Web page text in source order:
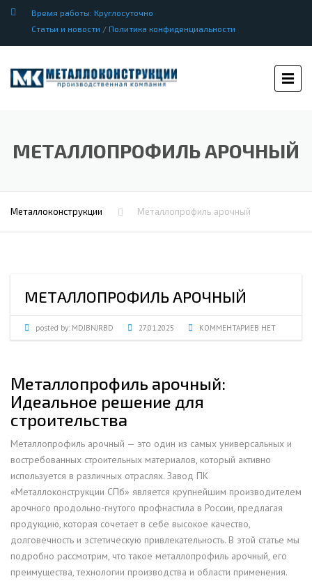
Время работы: Круглосуточно
Статьи и новости / Политика конфиденциальности
МЕТАЛЛОПРОФИЛЬ АРОЧНЫЙ
Металлоконструкции Металлопрофиль арочный
МЕТАЛЛОПРОФИЛЬ АРОЧНЫЙ
posted by: MDJBNJRBD 27.01.2025 КОММЕНТАРИЕВ НЕТ
Металлопрофиль арочный:
Идеальное решение для
строительства
Металлопрофиль арочный — это один из самых универсальных и
востребованных строительных материалов, который активно
используется в различных отраслях. Завод ПК
«Металлоконструкции СПб» является крупнейшим производителем
арочного продольно-гнутого профнастила в России, предлагая
продукцию, которая сочетает в себе высокое качество,
долговечность и эстетическую привлекательность. В этой статье мы
подробно рассмотрим, что такое металлопрофиль арочный, его
преимущества, технологии производства и области применения.